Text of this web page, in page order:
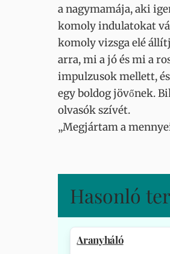
a nagymamája, aki
komoly indulatokat
komoly vizsga elé
arra, mi a jó és mi a
impulzusok mellett,
egy boldog jövőnek.
olvasók szívét.
„Megjártam a
Hasonló
Aranyháló